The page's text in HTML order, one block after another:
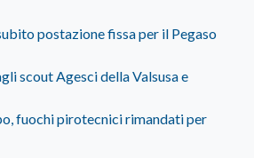
postazione fissa per il Pegaso
scout Agesci della Valsusa e
fuochi pirotecnici rimandati per